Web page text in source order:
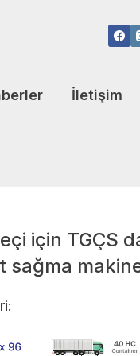
İletişim
için TGÇS
sağma